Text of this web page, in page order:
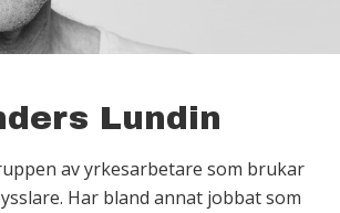
Lundin
av yrkesarbetare som brukar
Har bland annat jobbat som